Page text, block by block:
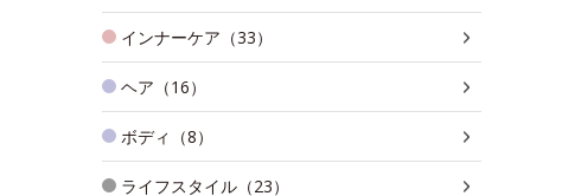
インナーケア（33）
ヘア（16）
ボディ（8）
ライフスタイル（23）